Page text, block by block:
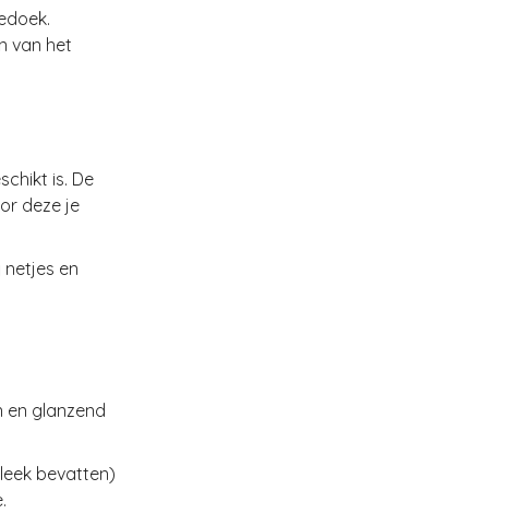
van het
is. De
deze je
en
en glanzend
bevatten)